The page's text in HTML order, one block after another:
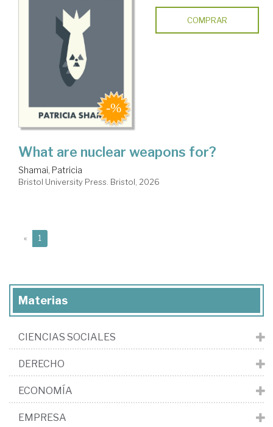
COMPRAR
What are nuclear weapons for?
Shamai, Patricia
Bristol University Press. Bristol, 2026
« 1
Materias
CIENCIAS SOCIALES
DERECHO
ECONOMÍA
EMPRESA